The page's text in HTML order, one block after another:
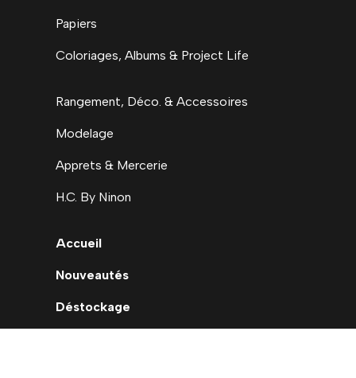
Papiers
Coloriages, Albums & Project Life
Rangement, Déco. & Accessoires
Modelage
Apprets & Mercerie
H.C. By Ninon
Accueil
Nouveautés
Déstockage